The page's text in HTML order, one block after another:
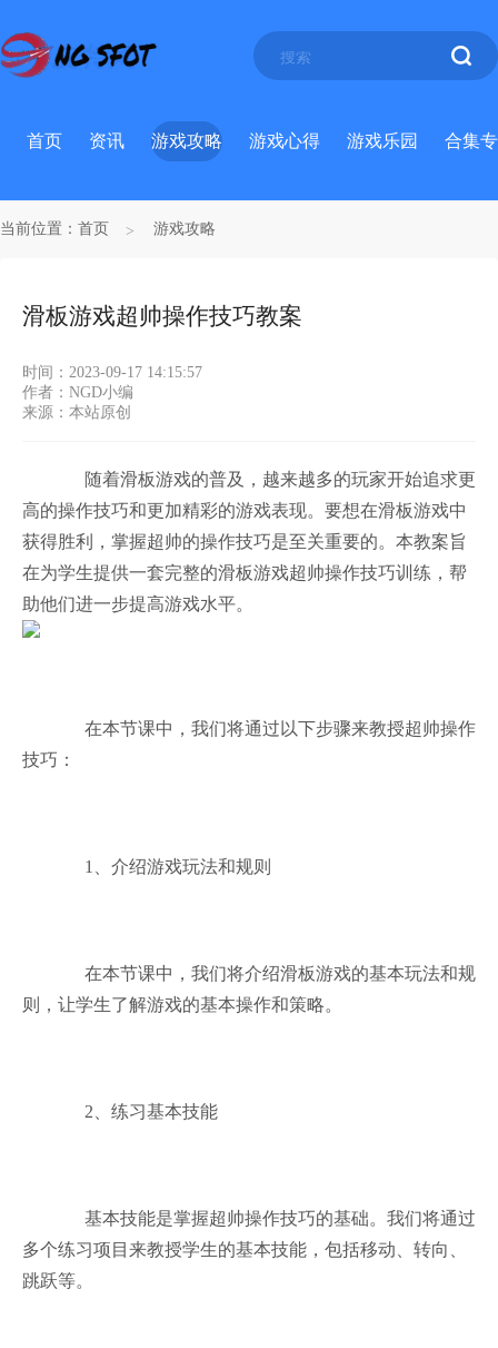
首页 资讯 游戏攻略 游戏心得 游戏乐园 合集
当前位置： 首页 游戏攻略
滑板游戏超帅操作技巧教案
时间：2023-09-17 14:15:57
作者：NGD小编
来源：本站原创
随着滑板游戏的普及，越来越多的玩家开始追求更
高的操作技巧和更加精彩的游戏表现。要想在滑板游戏中
获得胜利，掌握超帅的操作技巧是至关重要的。本教案旨
在为学生提供一套完整的滑板游戏超帅操作技巧训练，帮
助他们进一步提高游戏水平。
在本节课中，我们将通过以下步骤来教授超帅操作
技巧：
1、介绍游戏玩法和规则
在本节课中，我们将介绍滑板游戏的基本玩法和规
则，让学生了解游戏的基本操作和策略。
2、练习基本技能
基本技能是掌握超帅操作技巧的基础。我们将通过
多个练习项目来教授学生的基本技能，包括移动、转向、
跳跃等。